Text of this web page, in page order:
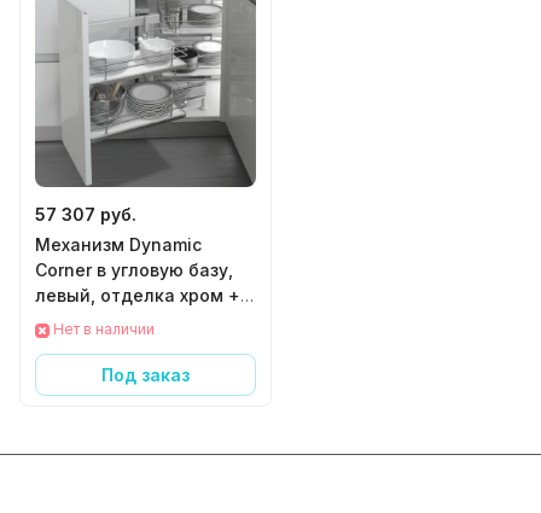
57 307 руб.
Механизм Dynamic
Corner в угловую базу,
левый, отделка хром +
белый
Нет в наличии
Под заказ